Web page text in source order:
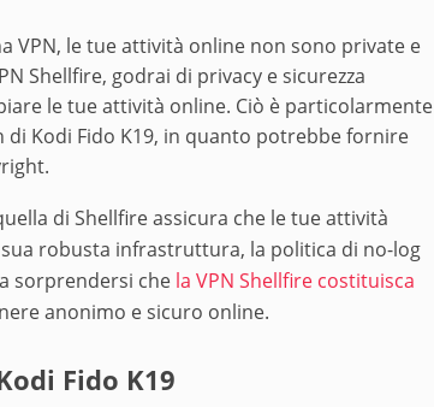
VPN, le tue attività online non sono private e
Shellfire, godrai di privacy e sicurezza
le tue attività online. Ciò è particolarmente
di Kodi Fido K19, in quanto potrebbe fornire
di Shellfire assicura che le tue attività
robusta infrastruttura, la politica di no-log
sorprendersi che la VPN Shellfire costituisca
anonimo e sicuro online.
Fido K19